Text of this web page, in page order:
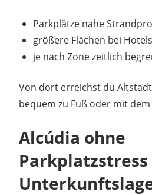
Parkplätze nahe
größere Flächen bei
je nach Zone zeitlich
Von dort erreichst du
bequem zu Fuß oder mit dem
Alcúdia ohne
Parkplatzstress